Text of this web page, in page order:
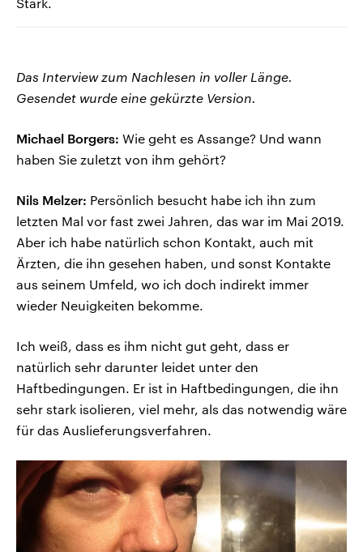
Das Interview zum Nachlesen in voller Länge.
Gesendet wurde eine gekürzte Version.
Michael Borgers: Wie geht es Assange? Und wann
haben Sie zuletzt von ihm gehört?
Nils Melzer: Persönlich besucht habe ich ihn zum
letzten Mal vor fast zwei Jahren, das war im Mai 2019.
Aber ich habe natürlich schon Kontakt, auch mit
Ärzten, die ihn gesehen haben, und sonst Kontakte
aus seinem Umfeld, wo ich doch indirekt immer
wieder Neuigkeiten bekomme.
Ich weiß, dass es ihm nicht gut geht, dass er
natürlich sehr darunter leidet unter den
Haftbedingungen. Er ist in Haftbedingungen, die ihn
sehr stark isolieren, viel mehr, als das notwendig wäre
für das Auslieferungsverfahren.